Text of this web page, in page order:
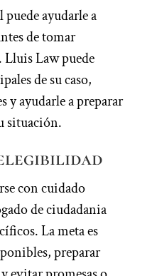
ayudarle a
de tomar
Law puede
de su caso,
y ayudarle a preparar
situación.
con cuidado
de ciudadania
La meta es
preparar